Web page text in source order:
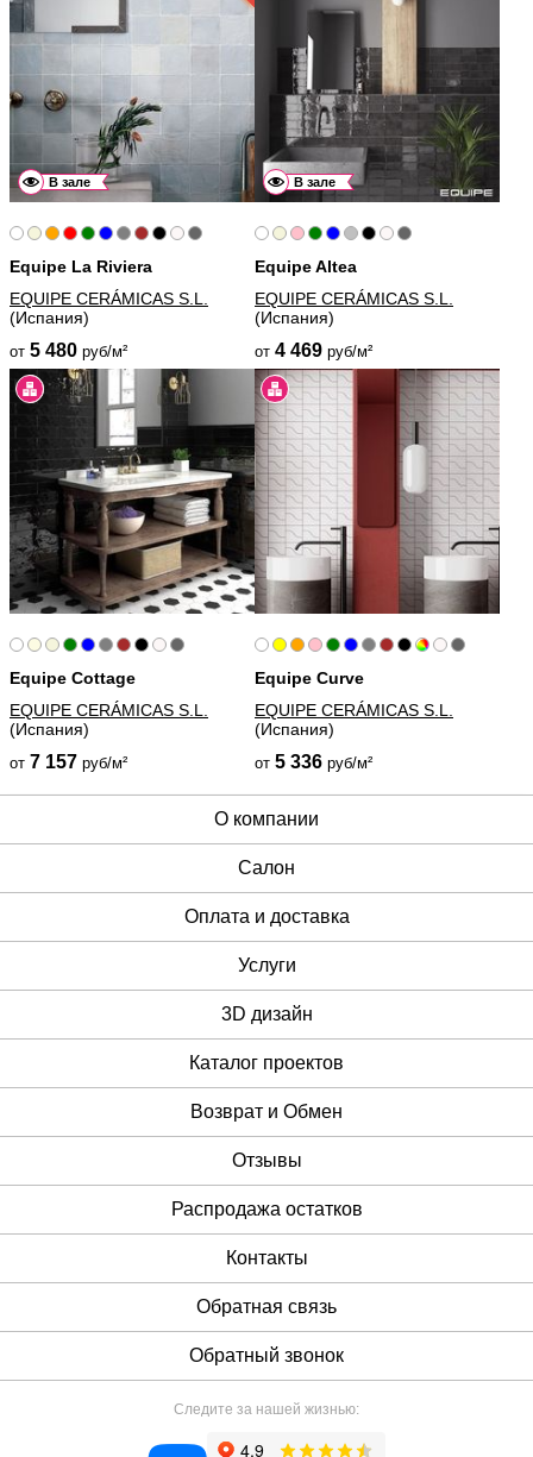
В зале
Equipe La Riviera
EQUIPE CERÁMICAS S.L.
(Испания)
от 5 480 руб/м²
В зале
Equipe Altea
EQUIPE CERÁMICAS S.L.
(Испания)
от 4 469 руб/м²
Equipe Cottage
EQUIPE CERÁMICAS S.L.
(Испания)
от 7 157 руб/м²
Equipe Curve
EQUIPE CERÁMICAS S.L.
(Испания)
от 5 336 руб/м²
О компании
Cалон
Оплата и доставка
Услуги
3D дизайн
Каталог проектов
Возврат и Обмен
Отзывы
Распродажа остатков
Контакты
Обратная связь
Обратный звонок
Следите за нашей жизнью: